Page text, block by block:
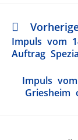
Impuls vom
Auftrag
Impuls